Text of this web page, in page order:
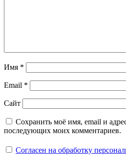
Имя *
Email *
Сайт
Сохранить моё имя, email и
последующих моих комментариев.
Согласен на обработку